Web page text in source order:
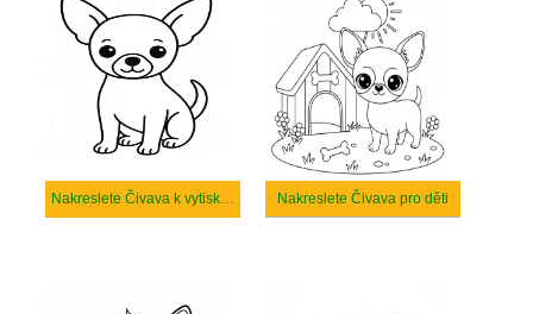
Nakreslete Čivava k vytisknutí Nakreslete Čivava pro děti